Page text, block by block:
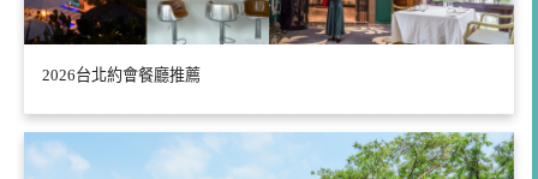
2026台北約會餐廳推薦